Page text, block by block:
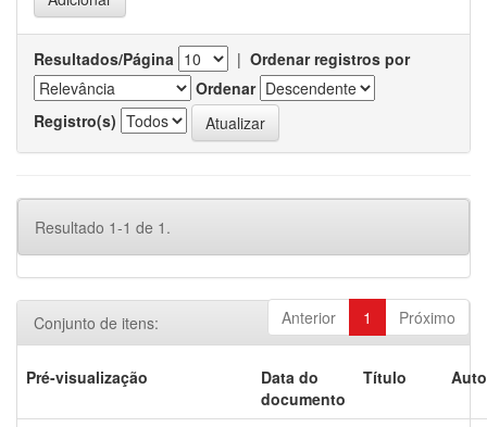
Resultados/Página | Ordenar registros por
Ordenar
Registro(s)
Resultado 1-1 de 1.
Anterior 1 Próximo
Conjunto de itens:
Pré-visualização
Data do
documento
Título